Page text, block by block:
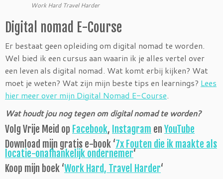
Work Hard Travel Harder
Digital nomad E-Course
Er bestaat geen opleiding om digital nomad te worden.
Wel bied ik een cursus aan waarin ik je alles vertel over
een leven als digital nomad. Wat komt erbij kijken? Wat
moet je weten? Wat zijn mijn beste tips en learnings? Lees
hier meer over mijn Digital Nomad E-Course.
Wat houdt jou nog tegen om digital nomad te worden?
Volg Vrije Meid op Facebook, Instagram en YouTube
Download mijn gratis e-book ‘7x Fouten die ik maakte als
locatie-onafhankelijk ondernemer‘
Koop mijn boek ‘Work Hard, Travel Harder‘